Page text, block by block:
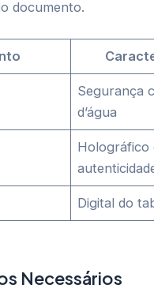
documento.
Segurança
d’água
Holográfico
Digital do
Necessários